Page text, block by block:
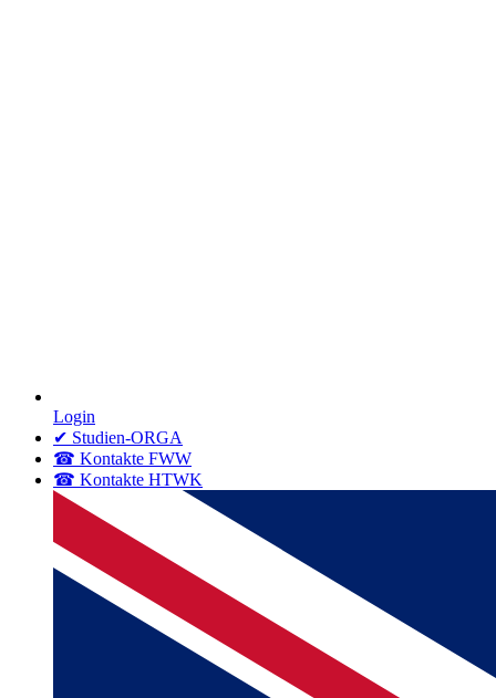
Login
✔ Studien-ORGA
☎ Kontakte FWW
☎ Kontakte HTWK